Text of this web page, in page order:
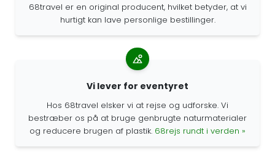
68travel er en original producent, hvilket betyder, at vi
hurtigt kan lave personlige bestillinger.
Vi lever for eventyret
Hos 68travel elsker vi at rejse og udforske. Vi
bestræber os på at bruge genbrugte naturmaterialer
og reducere brugen af plastik. 68rejs rundt i verden »